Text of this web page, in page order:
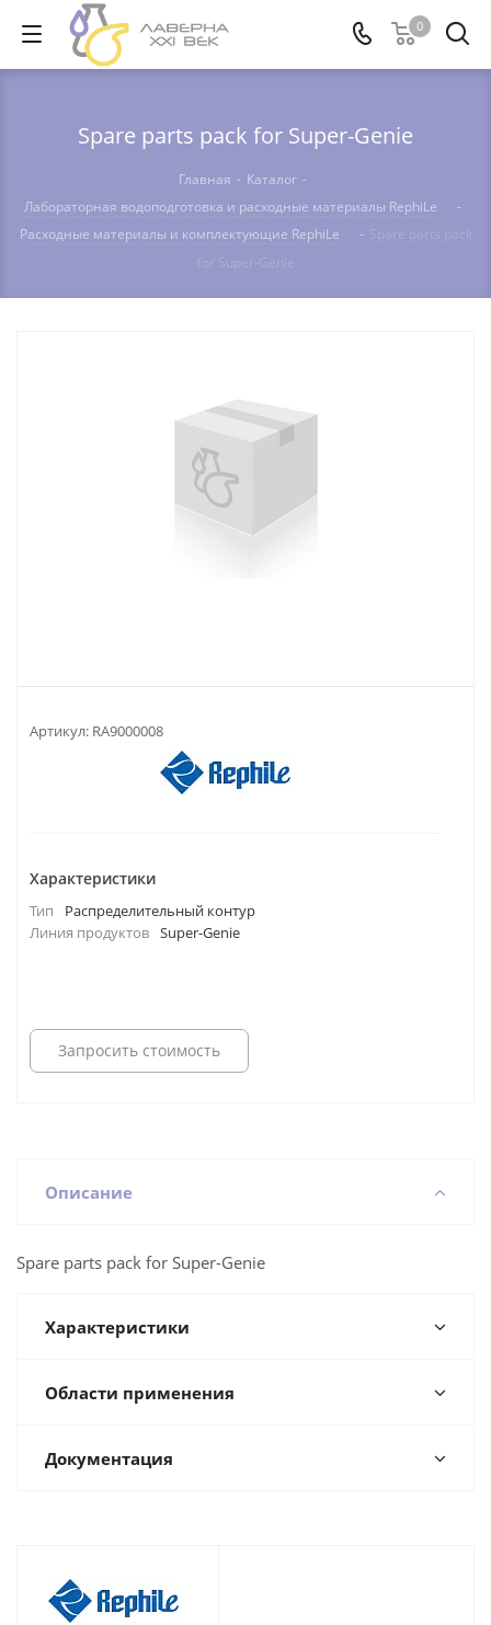
0
Spare parts pack for Super-Genie
Главная - Каталог -
Лабораторная водоподготовка и расходные материалы RephiLe
-
Расходные материалы и комплектующие RephiLe
-
Артикул: RA9000008
Характеристики
Тип
Распределительный контур
Линия продуктов Super-Genie
Запросить стоимость
Описание
Spare parts pack for Super-Genie
Характеристики
Области применения
Документация